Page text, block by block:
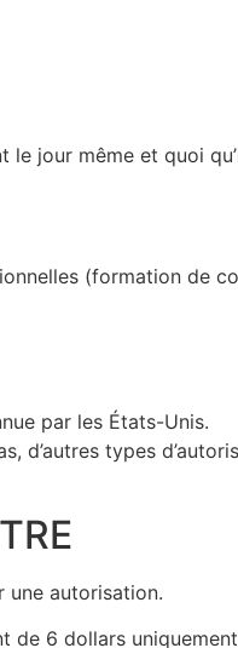
jour même et quoi
(formation de
par les États-Unis.
d’autres types
une autorisation.
de 6 dollars